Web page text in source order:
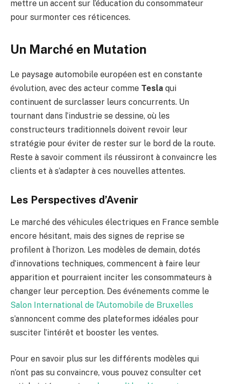
mettre un accent sur l’éducation du consommateur
pour surmonter ces réticences.
Un Marché en Mutation
Le paysage automobile européen est en constante
évolution, avec des acteur comme Tesla qui
continuent de surclasser leurs concurrents. Un
tournant dans l’industrie se dessine, où les
constructeurs traditionnels doivent revoir leur
stratégie pour éviter de rester sur le bord de la route.
Reste à savoir comment ils réussiront à convaincre les
clients et à s’adapter à ces nouvelles attentes.
Les Perspectives d’Avenir
Le marché des véhicules électriques en France semble
encore hésitant, mais des signes de reprise se
profilent à l’horizon. Les modèles de demain, dotés
d’innovations techniques, commencent à faire leur
apparition et pourraient inciter les consommateurs à
changer leur perception. Des événements comme le
Salon International de l’Automobile de Bruxelles
s’annoncent comme des plateformes idéales pour
susciter l’intérêt et booster les ventes.
Pour en savoir plus sur les différents modèles qui
n’ont pas su convaincre, vous pouvez consulter cet